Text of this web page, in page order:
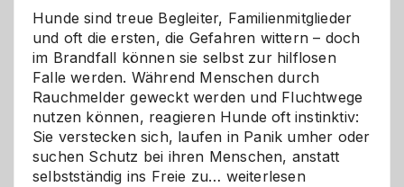
Hunde sind treue Begleiter, Familienmitglieder
und oft die ersten, die Gefahren wittern – doch
im Brandfall können sie selbst zur hilflosen
Falle werden. Während Menschen durch
Rauchmelder geweckt werden und Fluchtwege
nutzen können, reagieren Hunde oft instinktiv:
Sie verstecken sich, laufen in Panik umher oder
suchen Schutz bei ihren Menschen, anstatt
selbstständig ins Freie zu… Wenn
weiterlesen